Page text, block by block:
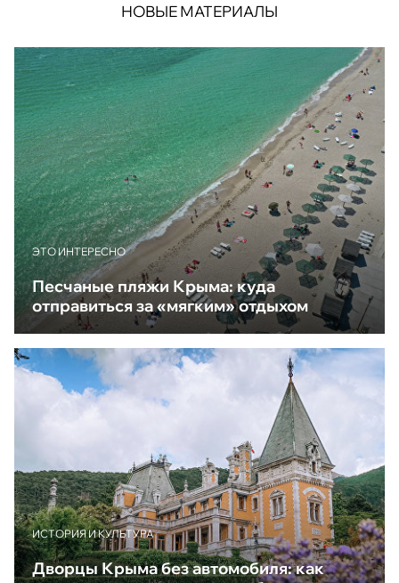
НОВЫЕ МАТЕРИАЛЫ
ЭТО ИНТЕРЕСНО
Песчаные пляжи Крыма: куда
отправиться за «мягким» отдыхом
ИСТОРИЯ И КУЛЬТУРА
Дворцы Крыма без автомобиля: как